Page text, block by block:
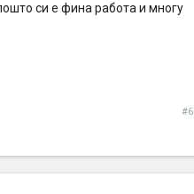
си е фина работа и многу
#6